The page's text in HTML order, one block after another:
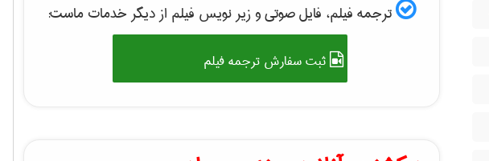
ترجمه فیلم، فایل صوتی و زیر نویس فیلم از دیگر خدمات ماست:
ثبت سفارش ترجمه فیلم